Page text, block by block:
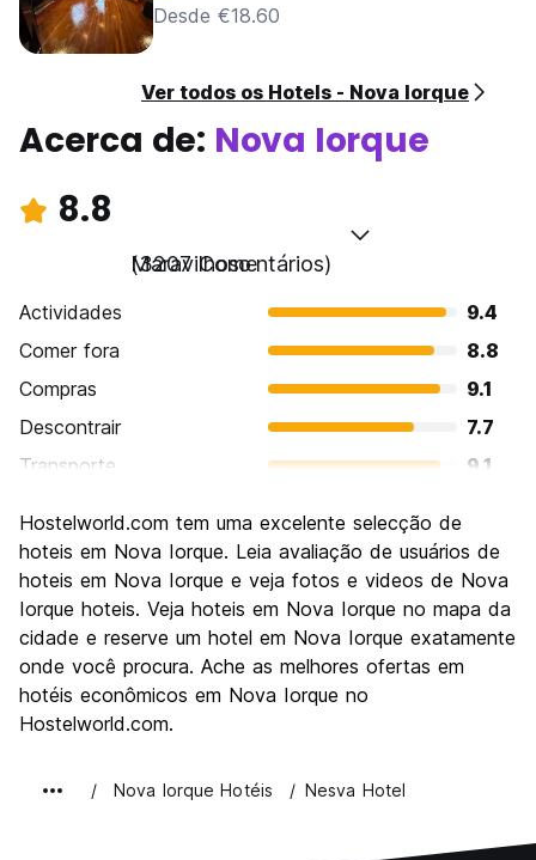
Desde €18.60
Ver todos os Hotels - Nova Iorque
Acerca de: Nova Iorque
8.8
Maravilhoso
(3207 Comentários)
Actividades
9.4
Comer fora
8.8
Compras
9.1
Descontrair
7.7
Transporte
9.1
Cultura
9.2
Festas / vida noturna
8.8
Custo-beneficio
7.3
Hostelworld.com tem uma excelente selecção de
hoteis em Nova Iorque. Leia avaliação de usuários de
hoteis em Nova Iorque e veja fotos e videos de Nova
Iorque hoteis. Veja hoteis em Nova Iorque no mapa da
cidade e reserve um hotel em Nova Iorque exatamente
onde você procura. Ache as melhores ofertas em
hotéis econômicos em Nova Iorque no
Hostelworld.com.
Nova Iorque Hotéis Nesva Hotel